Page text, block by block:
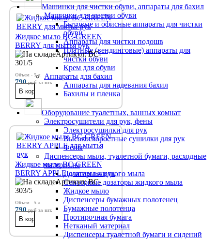
Машинки для чистки обуви, аппараты для бахил
Машинки для чистки обуви
Бытовые и офисные аппараты для чистки
обуви
Аппараты для чистки подошв
Платные (вендинговые) аппараты для
чистки обуви
Крем для обуви
Аппараты для бахил
Аппараты для надевания бахил
Бахилы и пленка
Оборудование туалетных, ванных комнат
Электросушители для рук, фены
Электросушилки для рук
Высокоскоростные сушилки для рук
Фены
Диспенсеры мыла, туалетной бумаги, расходные
материалы
Дозаторы жидкого мыла
Сенсорные дозаторы жидкого мыла
Жидкое мыло
Диспенсеры бумажных полотенец
Бумажные полотенца
Протирочная бумага
Нетканый материал
Диспенсеры туалетной бумаги и сидений
Жидкое мыло BC-GREEN
BERRY для мытья рук
Артикул: BC-
301/5
Объем - 5 л
790руб за шт.
Жидкое мыло BC-GREEN
BERRY APPLE для мытья рук
Артикул: BC-
303/5
Объем - 5 л
790руб за шт.